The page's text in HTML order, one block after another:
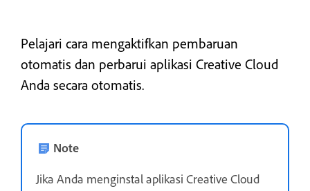
Pelajari cara mengaktifkan pembaruan
otomatis dan perbarui aplikasi Creative Cloud
Anda secara otomatis.
Note
Jika Anda menginstal aplikasi Creative Cloud